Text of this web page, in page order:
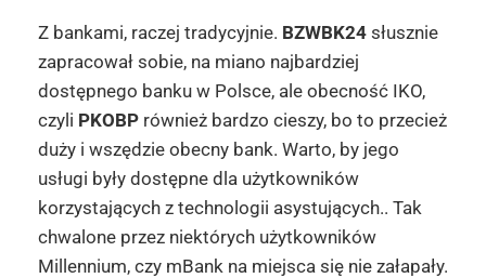
Z bankami, raczej tradycyjnie. BZWBK24słusznie
zapracował sobie, na miano najbardziej
dostępnego banku w Polsce, ale obecność IKO,
czyli PKOBPrównież bardzo cieszy, bo to przecież
duży i wszędzie obecny bank. Warto, by jego
usługi były dostępne dla użytkowników
korzystających z technologii asystujących.. Tak
chwalone przez niektórych użytkowników
Millennium, czy mBank na miejsca się nie załapały.